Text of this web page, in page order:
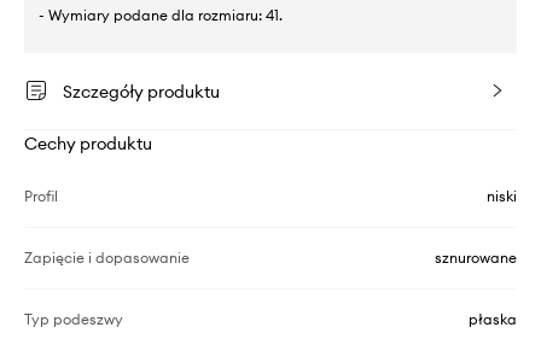
- Wymiary podane dla rozmiaru: 41.
Szczegóły produktu
Cechy produktu
Profil niski
Zapięcie i dopasowanie sznurowane
Typ podeszwy płaska